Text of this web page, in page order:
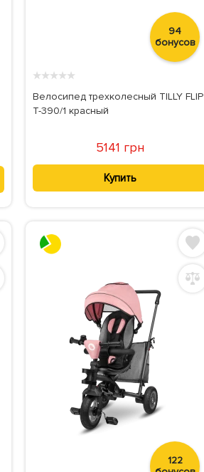
94
бонусов
★★★★★
Велосипед трехколесный TILLY FLIP
T-390/1 красный
5141 грн
Купить
122